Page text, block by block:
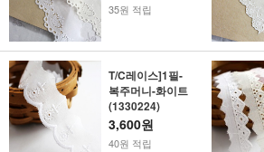
35원 적립
T/C레이스]1필-
복주머니-화이트
(1330224)
3,600원
40원 적립